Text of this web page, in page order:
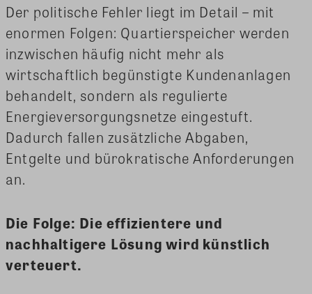
Der politische Fehler liegt im Detail – mit
enormen Folgen: Quartierspeicher werden
inzwischen häufig nicht mehr als
wirtschaftlich begünstigte Kundenanlagen
behandelt, sondern als regulierte
Energieversorgungsnetze eingestuft.
Dadurch fallen zusätzliche Abgaben,
Entgelte und bürokratische Anforderungen
an.
Die Folge: Die effizientere und
nachhaltigere Lösung wird künstlich
verteuert.